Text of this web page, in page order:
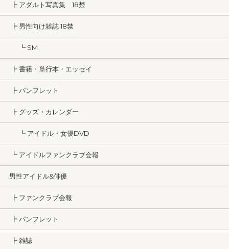
┣ アダルト写真集 18禁
┣ 男性向け雑誌 18禁
┗ SM
┣ 書籍・単行本・エッセイ
┣ パンフレット
┣ グッズ・カレンダー
┗ アイドル・女優DVD
┗ アイドルファンクラブ会報
男性アイドル&俳優
┣ ファンクラブ会報
┣ パンフレット
┣ 雑誌